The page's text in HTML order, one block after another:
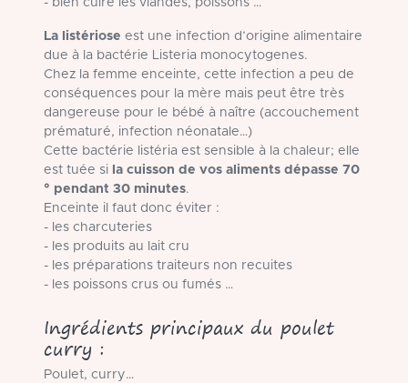
- bien cuire les viandes, poissons …
La listériose est une infection d’origine alimentaire
due à la bactérie Listeria monocytogenes.
Chez la femme enceinte, cette infection a peu de
conséquences pour la mère mais peut être très
dangereuse pour le bébé à naître (accouchement
prématuré, infection néonatale…)
Cette bactérie listéria est sensible à la chaleur; elle
est tuée si
la cuisson de vos aliments dépasse 70
° pendant 30 minutes.
Enceinte il faut donc éviter :
- les charcuteries
- les produits au lait cru
- les préparations traiteurs non recuites
- les poissons crus ou fumés …
Ingrédients principaux du poulet
curry :
Poulet, curry…